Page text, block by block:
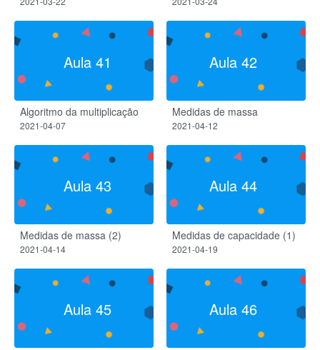
Aula 41
Algoritmo da multiplicação
2021-04-07
Aula 42
Medidas de massa
2021-04-12
Aula 43
Medidas de massa (2)
2021-04-14
Aula 44
Medidas de capacidade (1)
2021-04-19
Aula 45 Aula 46